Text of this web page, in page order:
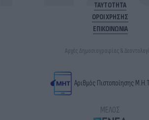
ΤΑΥΤΟΤΗΤΑ
ΟΡΟΙ ΧΡΗΣΗΣ
ΕΠΙΚΟΙΝΩΝΙΑ
Αρχές Δημοσιογραφίας &
Αριθμός Πιστοποίησης
ΜΕΛΟΣ